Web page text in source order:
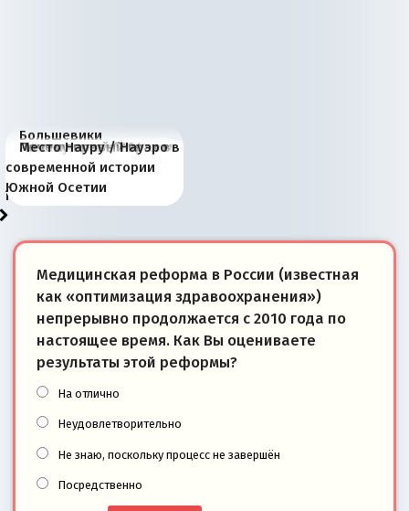
Большевики
отличаются от «Яблока»
тем, что они -
победители
Киевская марионетка
Запада рассказала о
«переобувании» хозяев
В России назрели
перемены: 15 шагов к
суверенной экономике
Миграционный пожар
Европы
Россия начинает
сбрасывать балласт
Анкориджа
Россия зимой 1904
года: первые уступки во
внутренней политике
Русская нация вчера и
сегодня
Почему правый крах в
Варшаве не поможет её
отношениям с Россией?
Место Науру / Науэро в
современной истории
Южной Осетии
Медицинская реформа в России (известная
как «оптимизация здравоохранения»)
непрерывно продолжается с 2010 года по
настоящее время. Как Вы оцениваете
результаты этой реформы?
На отлично
Неудовлетворительно
Не знаю, поскольку процесс не завершён
Посредственно